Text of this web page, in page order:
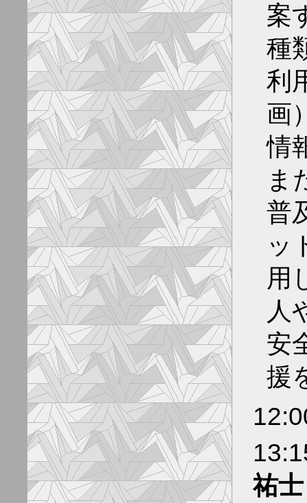
案
種
利
画
情
ま
普
ッ
用
人
安
援
祐士